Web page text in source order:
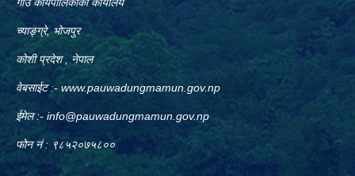
च्याङ्ग्रे, भोजपुर
कोशी प्रदेश , नेपाल
वेबसाईट :- www.pauwadungmamun.gov.np
ईमेल :- info@pauwadungmamun.gov.np
फोन नं : ९८५२०७५८००